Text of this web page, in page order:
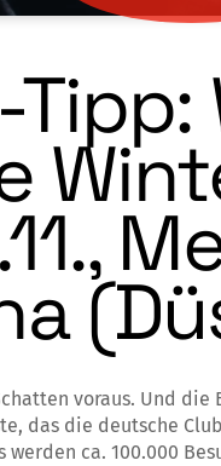
voraus. Und die
das die deutsche
werden ca. 100.000